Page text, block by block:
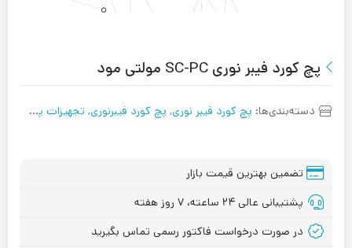
پچ کورد فیبر نوری SC-PC مولتی مود
دسته‌بندی‌ها: پچ کورد فیبر نوری, پچ کورد فیبرنوری, تجهیزات پسیو
تضمین بهترین قیمت بازار
پشتیبانی عالی ۲۴ ساعته، ۷ روز هفته
در صورت درخواست فاکتور رسمی تماس بگیرید